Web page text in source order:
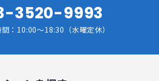
3520-9993
：10:00～18:30（水曜定休）